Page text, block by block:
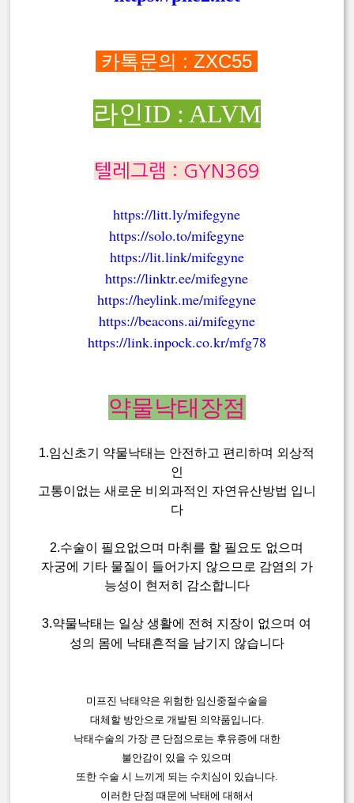
카톡문의 : ZXC55
라인ID : ALVM
텔레그램 : GYN369
https://litt.ly/mifegyne
https://solo.to/mifegyne
https://lit.link/mifegyne
https://linktr.ee/mifegyne
https://heylink.me/mifegyne
https://beacons.ai/mifegyne
https://link.inpock.co.kr/mfg78
약물낙태장점
1.임신초기 약물낙태는 안전하고 편리하며 외상적
인
고통이없는 새로운 비외과적인 자연유산방법 입니
다
2.수술이 필요없으며 마취를 할 필요도 없으며
자궁에 기타 물질이 들어가지 않으므로 감염의 가
능성이 현저히 감소합니다
3.약물낙태는 일상 생활에 전혀 지장이 없으며 여
성의 몸에 낙태흔적을 남기지 않습니다
미프진 낙태약은 위험한 임신중절수술을
대체할 방안으로 개발된 의약품입니다.
낙태수술의 가장 큰 단점으로는 후유증에 대한
불안감이 있을 수 있으며
또한 수술 시 느끼게 되는 수치심이 있습니다.
이러한 단점 때문에 낙태에 대해서